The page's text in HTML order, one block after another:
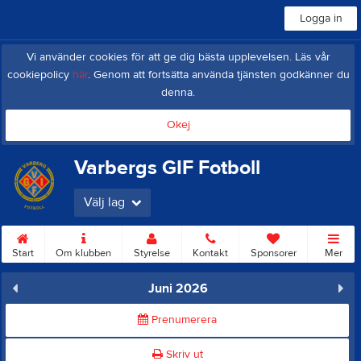
Logga in
Vi använder cookies för att ge dig bästa upplevelsen. Läs vår
cookiepolicy här. Genom att fortsätta använda tjänsten godkänner du
denna.
Okej
Varbergs GIF Fotboll
Välj lag
Start Om klubben Styrelse Kontakt Sponsorer Mer
Juni 2026
Prenumerera
Skriv ut